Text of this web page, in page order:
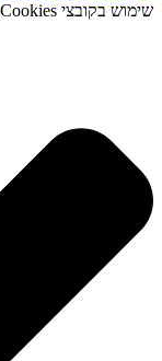
שימוש בקובצי Cookies